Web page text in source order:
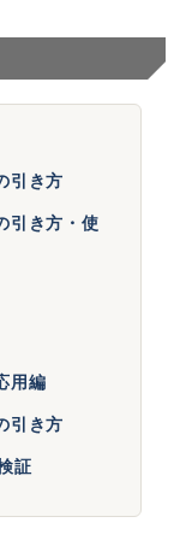
引き方
引き方・使
用編
引き方
証